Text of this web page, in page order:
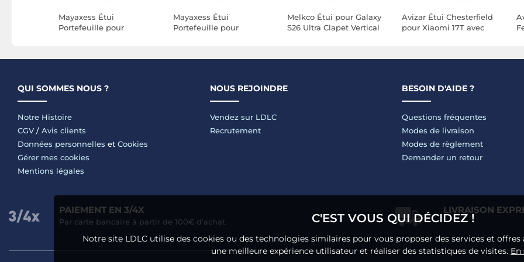
C'EST VOUS QUI DÉCIDEZ !
Notre site LDLC utilise des cookies ou des technologies similaires pour vous proposer des services et
une meilleure expérience utilisateur et réaliser des statistiques de visites. En
Mayaxess Étui
Portefeuille pour
Mayaxess Étui
Portefeuille pour
Melkco Étui pour Galaxy
S26 Ultra Clapet Vertical
Avizar Étui Chesterfield
pour Xiaomi 17T avec
QUI SOMMES NOUS ?
Notre Histoire
CGV / Avis clients
Données personnelles et Cookies
Gérer mes cookies
Mentions légales
NOUS REJOINDRE
Vendez sur LDLC
Recrutement
BESOIN D'AIDE ?
Questions fréquentes
Modes de livraison
Modes de règlement
Demander un retour
PAIEMENT EN 3/4X
Par carte bancaire à partir de 100€ d'achat.
LIVRAISON